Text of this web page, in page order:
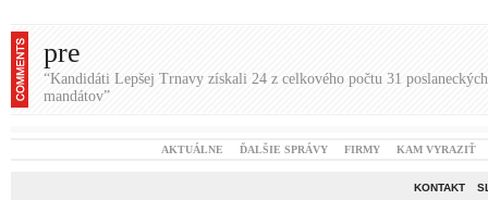
pre
“Kandidáti Lepšej Trnavy získali 24 z celkového počtu 31 poslaneckých
mandátov”
AKTUÁLNE ĎALŠIE SPRÁVY FIRMY KAM VYRAZIŤ
KONTAKT